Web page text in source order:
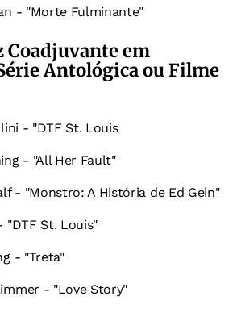
- "Morte Fulminante"
em
Antológica ou Filme
- "DTF St. Louis
- "All Her Fault"
- "Monstro: A História de Ed Gein"
"DTF St. Louis"
- "Treta"
- "Love Story"